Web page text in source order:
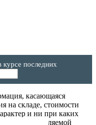
последних
касающаяся
на складе, стоимости
и ни при каких
определяемой